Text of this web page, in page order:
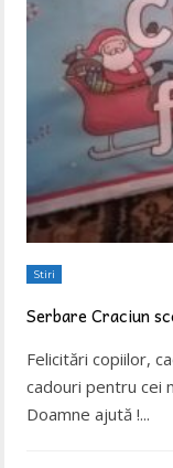
Stiri
Serbare Craciun
Felicitări copiilor,
cadouri pentru cei
Doamne ajută !...